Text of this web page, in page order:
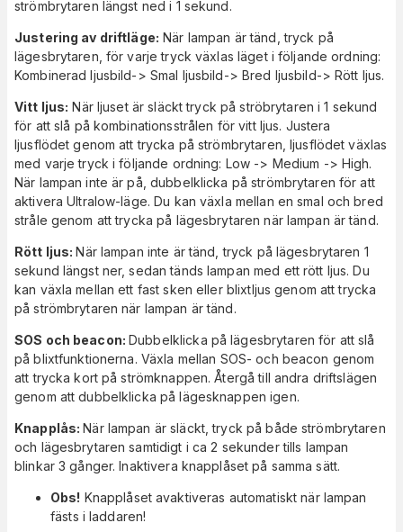
strömbrytaren längst ned i 1 sekund.
Justering av driftläge: När lampan är tänd, tryck på
lägesbrytaren, för varje tryck växlas läget i följande ordning:
Kombinerad ljusbild-> Smal ljusbild-> Bred ljusbild-> Rött ljus.
Vitt ljus: När ljuset är släckt tryck på ströbrytaren i 1 sekund
för att slå på kombinationsstrålen för vitt ljus. Justera
ljusflödet genom att trycka på strömbrytaren, ljusflödet växlas
med varje tryck i följande ordning: Low -> Medium -> High.
När lampan inte är på, dubbelklicka på strömbrytaren för att
aktivera Ultralow-läge. Du kan växla mellan en smal och bred
stråle genom att trycka på lägesbrytaren när lampan är tänd.
Rött ljus:När lampan inte är tänd, tryck på lägesbrytaren 1
sekund längst ner, sedan tänds lampan med ett rött ljus. Du
kan växla mellan ett fast sken eller blixtljus genom att trycka
på strömbrytaren när lampan är tänd.
SOS och beacon:Dubbelklicka på lägesbrytaren för att slå
på blixtfunktionerna. Växla mellan SOS- och beacon genom
att trycka kort på strömknappen. Återgå till andra driftslägen
genom att dubbelklicka på lägesknappen igen.
Knapplås:När lampan är släckt, tryck på både strömbrytaren
och lägesbrytaren samtidigt i ca 2 sekunder tills lampan
blinkar 3 gånger. Inaktivera knapplåset på samma sätt.
Obs! Knapplåset avaktiveras automatiskt när lampan
fästs i laddaren!